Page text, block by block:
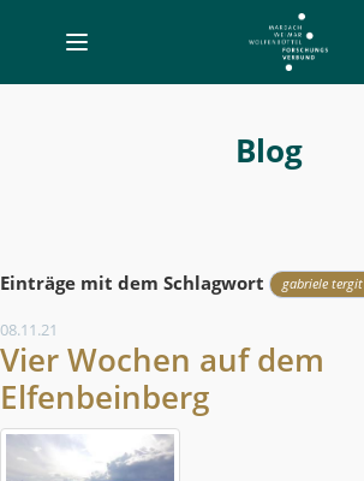
Toggle
navigation
Blog
Einträge mit dem Schlagwort gabriele tergit
08.11.21
Vier Wochen auf dem
Elfenbeinberg